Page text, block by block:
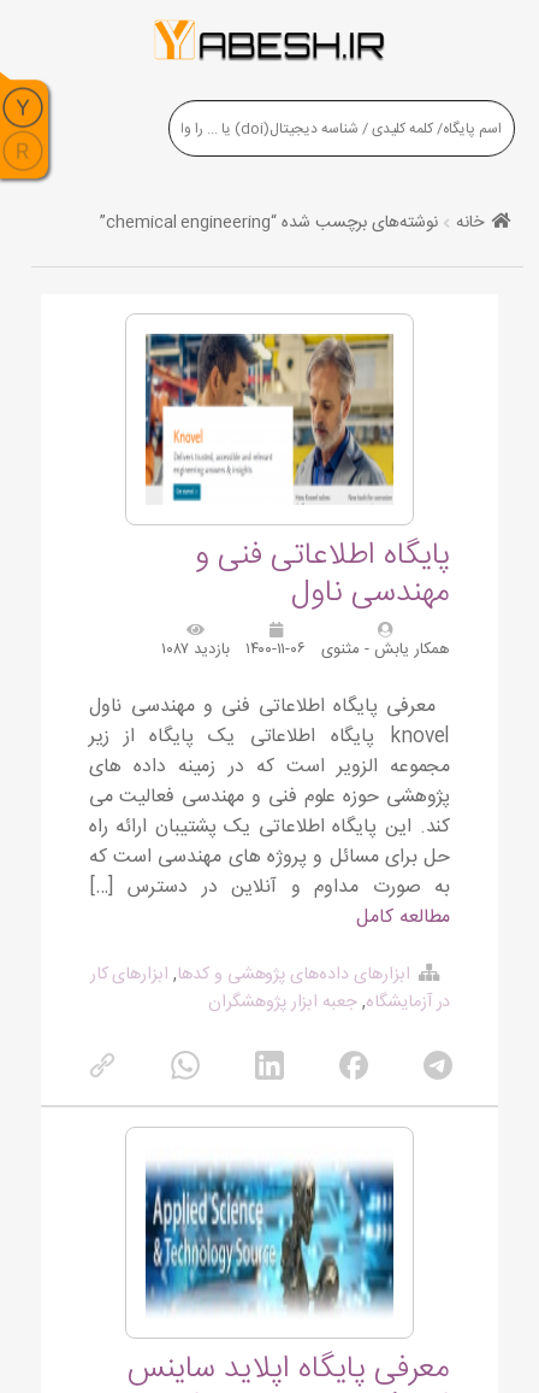
خانه نوشته‌های برچسب شده “chemical engineering”
پایگاه اطلاعاتی فنی و
مهندسی ناول
همکار یابش - مثنوی ۱۴۰۰-۱۱-۰۶ بازدید ۱۰۸۷
معرفی پایگاه اطلاعاتی فنی و مهندسی ناول
knovel پایگاه اطلاعاتی یک پایگاه از زیر
مجموعه الزویر است که در زمینه داده های
پژوهشی حوزه علوم فنی و مهندسی فعالیت می
کند. این پایگاه اطلاعاتی یک پشتیبان ارائه راه
حل برای مسائل و پروژه های مهندسی است که
به صورت مداوم و آنلاین در دسترس […]
مطالعه کامل
ابزارهای داده‌های پژوهشی و کدها, ابزارهای کار
در آزمایشگاه,جعبه ابزار پژوهشگران
معرفی پایگاه اپلاید ساینس